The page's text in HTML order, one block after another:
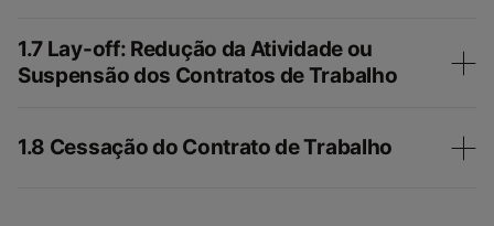
1.7 Lay-off: Redução da Atividade ou
Suspensão dos Contratos de Trabalho
1.8 Cessação do Contrato de Trabalho